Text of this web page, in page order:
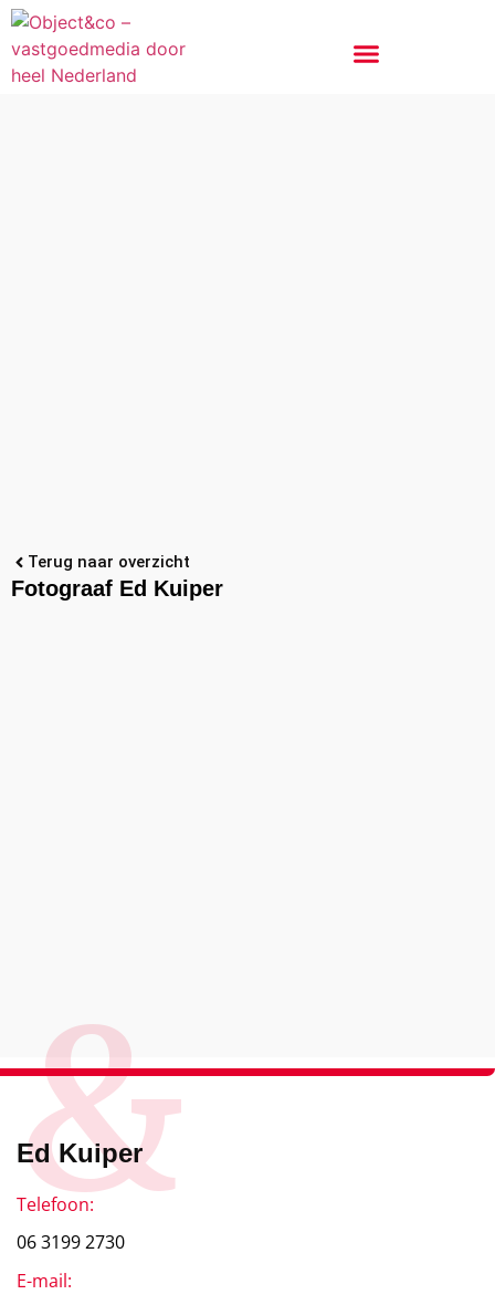
Terug naar overzicht
Fotograaf Ed Kuiper
&
Ed Kuiper
Telefoon:
06 3199 2730
E-mail: